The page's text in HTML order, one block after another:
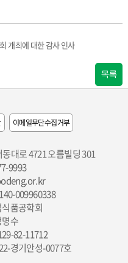
개최에 대한 감사 인사
목록
이메일무단수집거부
대로 4721 오름빌딩 301
9993
009960338
품공학회
명수
82-11712
경기안성-0077호